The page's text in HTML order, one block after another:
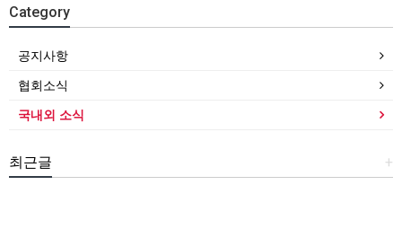
Category
공지사항
협회소식
국내외 소식
+
최근글